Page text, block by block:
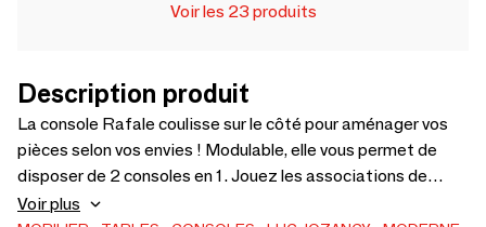
Voir les 23 produits
Description produit
La console Rafale coulisse sur le côté pour aménager vos
pièces selon vos envies ! Modulable, elle vous permet de
disposer de 2 consoles en 1. Jouez les associations de
couleur entre le plateau supérieur et inférieur pour
Voir plus